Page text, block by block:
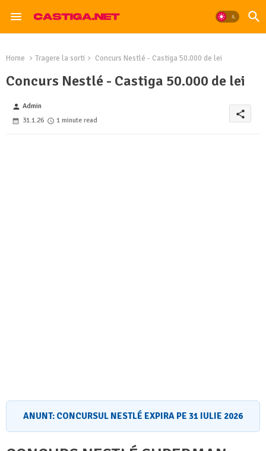
Home Tragere la sorti Concurs Nestlé - Castiga 50.000 de lei
Concurs Nestlé - Castiga 50.000 de lei
person Admin
31.1.26
1 minute read
share
ANUNT: CONCURSUL NESTLÉ EXPIRA PE 31 IULIE 2026